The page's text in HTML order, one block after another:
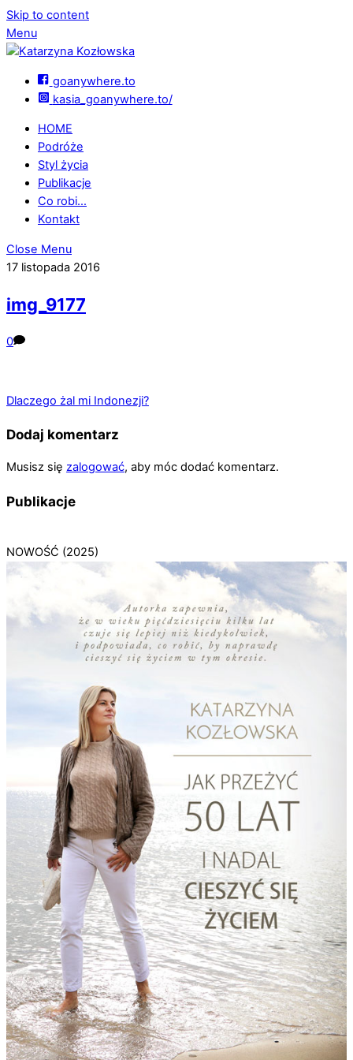
Skip to content
Menu
goanywhere.to
kasia_goanywhere.to/
HOME
Podróże
Styl życia
Publikacje
Co robi…
Kontakt
Close Menu
17 listopada 2016
img_9177
0
Dlaczego żal mi Indonezji?
Dodaj komentarz
Musisz się zalogować, aby móc dodać komentarz.
Publikacje
NOWOŚĆ (2025)